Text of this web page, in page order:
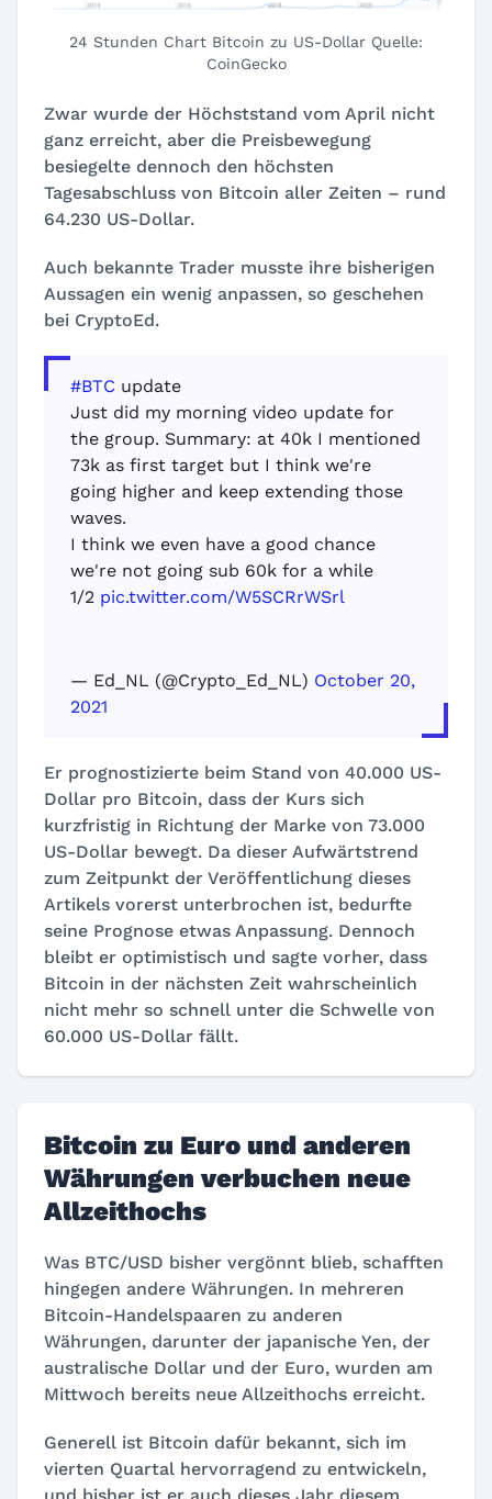
24 Stunden Chart Bitcoin zu US-Dollar Quelle:
CoinGecko
Zwar wurde der Höchststand vom April nicht
ganz erreicht, aber die Preisbewegung
besiegelte dennoch den höchsten
Tagesabschluss von Bitcoin aller Zeiten – rund
64.230 US-Dollar.
Auch bekannte Trader musste ihre bisherigen
Aussagen ein wenig anpassen, so geschehen
bei CryptoEd.
#BTC update
Just did my morning video update for
the group. Summary: at 40k I mentioned
73k as first target but I think we're
going higher and keep extending those
waves.
I think we even have a good chance
we're not going sub 60k for a while
1/2 pic.twitter.com/W5SCRrWSrl
— Ed_NL (@Crypto_Ed_NL) October 20,
2021
Er prognostizierte beim Stand von 40.000 US-
Dollar pro Bitcoin, dass der Kurs sich
kurzfristig in Richtung der Marke von 73.000
US-Dollar bewegt. Da dieser Aufwärtstrend
zum Zeitpunkt der Veröffentlichung dieses
Artikels vorerst unterbrochen ist, bedurfte
seine Prognose etwas Anpassung. Dennoch
bleibt er optimistisch und sagte vorher, dass
Bitcoin in der nächsten Zeit wahrscheinlich
nicht mehr so schnell unter die Schwelle von
60.000 US-Dollar fällt.
Bitcoin zu Euro und anderen
Währungen verbuchen neue
Allzeithochs
Was BTC/USD bisher vergönnt blieb, schafften
hingegen andere Währungen. In mehreren
Bitcoin-Handelspaaren zu anderen
Währungen, darunter der japanische Yen, der
australische Dollar und der Euro, wurden am
Mittwoch bereits neue Allzeithochs erreicht.
Generell ist Bitcoin dafür bekannt, sich im
vierten Quartal hervorragend zu entwickeln,